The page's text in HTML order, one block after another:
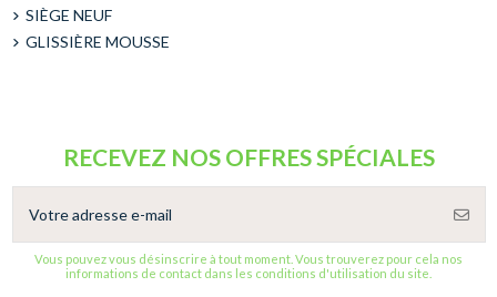
SIÈGE NEUF
GLISSIÈRE MOUSSE
RECEVEZ NOS OFFRES SPÉCIALES
Vous pouvez vous désinscrire à tout moment. Vous trouverez pour cela nos
informations de contact dans les conditions d'utilisation du site.